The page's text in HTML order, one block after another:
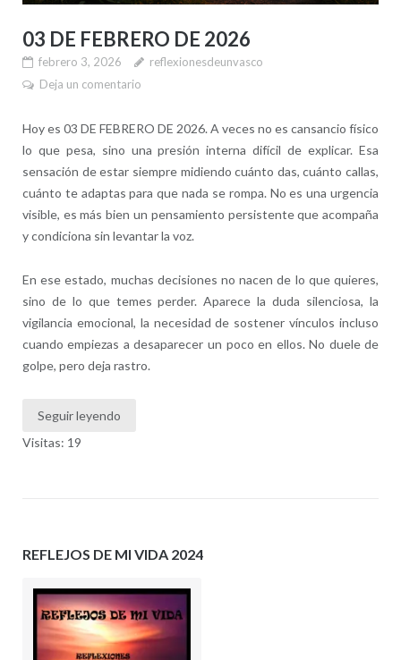
03 DE FEBRERO DE 2026
febrero 3, 2026
reflexionesdeunvasco
Deja un comentario
Hoy es 03 DE FEBRERO DE 2026. A veces no es cansancio físico
lo que pesa, sino una presión interna difícil de explicar. Esa
sensación de estar siempre midiendo cuánto das, cuánto callas,
cuánto te adaptas para que nada se rompa. No es una urgencia
visible, es más bien un pensamiento persistente que acompaña
y condiciona sin levantar la voz.
En ese estado, muchas decisiones no nacen de lo que quieres,
sino de lo que temes perder. Aparece la duda silenciosa, la
vigilancia emocional, la necesidad de sostener vínculos incluso
cuando empiezas a desaparecer un poco en ellos. No duele de
golpe, pero deja rastro.
Seguir leyendo
Visitas: 19
REFLEJOS DE MI VIDA 2024